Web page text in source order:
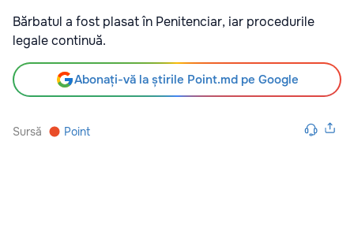
Bărbatul a fost plasat în Penitenciar, iar procedurile
legale continuă.
Abonați-vă la știrile Point.md pe Google
Sursă Point